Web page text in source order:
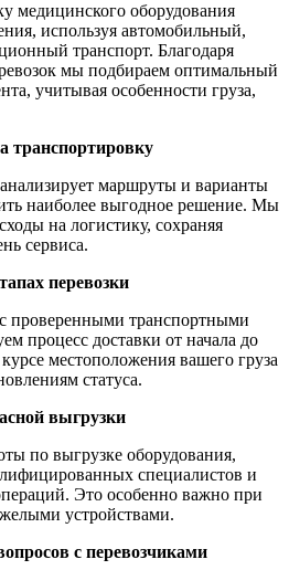
медицинского оборудования
используя автомобильный,
транспорт. Благодаря
мы подбираем оптимальный
учитывая особенности груза,
транспортировку
маршруты и варианты
наиболее выгодное решение. Мы
на логистику, сохраняя
сервиса.
перевозки
проверенными транспортными
процесс доставки от начала до
местоположения вашего груза
статуса.
выгрузки
по выгрузке оборудования,
специалистов и
Это особенно важно при
устройствами.
с перевозчиками